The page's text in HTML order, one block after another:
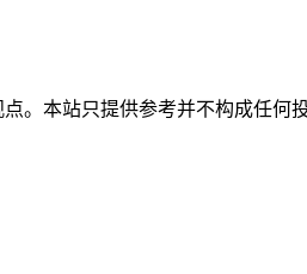
。本站只提供参考并不构成任何